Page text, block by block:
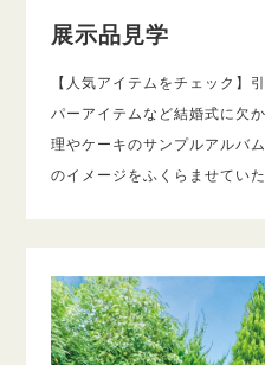
展示品見学
【人気アイテムをチェック】
パーアイテムなど結婚式に欠
理やケーキのサンプルアルバ
のイメージをふくらませていた